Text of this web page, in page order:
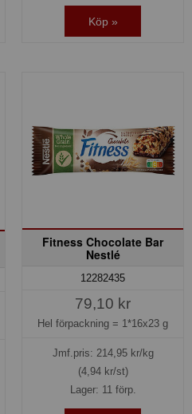
Köp »
Fitness Chocolate Bar
Nestlé
12282435
79,10 kr
Hel förpackning = 1*16x23 g
Jmf.pris: 214,95kr/kg
(4,94 kr/st)
Lager: 11 förp.